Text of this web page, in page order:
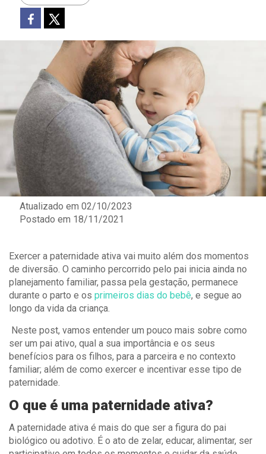
Atualizado em 02/10/2023
Postado em 18/11/2021
Exercer a paternidade ativa vai muito além dos momentos
de diversão. O caminho percorrido pelo pai inicia ainda no
planejamento familiar, passa pela gestação, permanece
durante o parto e os primeiros dias do bebê, e segue ao
longo da vida da criança.
Neste post, vamos entender um pouco mais sobre como
ser um pai ativo, qual a sua importância e os seus
benefícios para os filhos, para a parceira e no contexto
familiar; além de como exercer e incentivar esse tipo de
paternidade.
O que é uma paternidade ativa?
A paternidade ativa é mais do que ser a figura do pai
biológico ou adotivo. É o ato de zelar, educar, alimentar, ser